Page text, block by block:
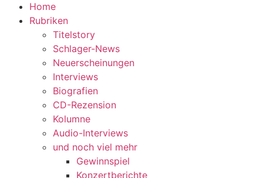
Home
Rubriken
Titelstory
Schlager-News
Neuerscheinungen
Interviews
Biografien
CD-Rezension
Kolumne
Audio-Interviews
und noch viel mehr
Gewinnspiel
Konzertberichte